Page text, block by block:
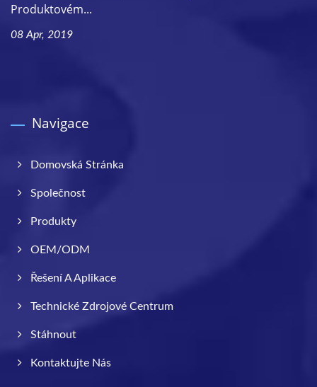
Produktovém...
08 Apr, 2019
Navigace
Domovská Stránka
Společnost
Produkty
OEM/ODM
Řešení A Aplikace
Technické Zdrojové Centrum
Stáhnout
Kontaktujte Nás